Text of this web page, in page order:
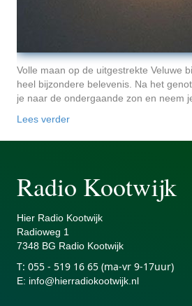
Volle maan op de uitgestrekte Veluwe
heel bijzondere belevenis. Na het
je naar de ondergaande zon en neem
Lees verder
Radio Kootwijk
Hier Radio Kootwijk
Radioweg 1
7348 BG Radio Kootwijk
T: 055 - 519 16 65 (ma-vr 9-17uur)
E: info@hierradiokootwijk.nl